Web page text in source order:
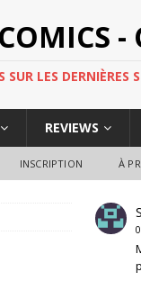
LES DERNIÈRES
REVIEWS
INSCRIPTION À